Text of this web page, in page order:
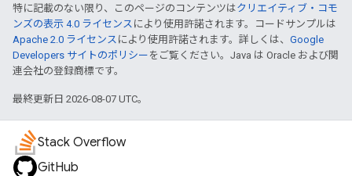
特に記載のない限り、このページのコンテンツはクリエイティブ・コモ
ンズの表示 4.0 ライセンス により使用許諾されます。コードサンプルは
Apache 2.0 ライセンス により使用許諾されます。詳しくは、 Google
Developers サイトのポリシー をご覧ください。Java は Oracle および関
連会社の登録商標です。
最終更新日 2026-08-07 UTC。
Stack Overflow
GitHub